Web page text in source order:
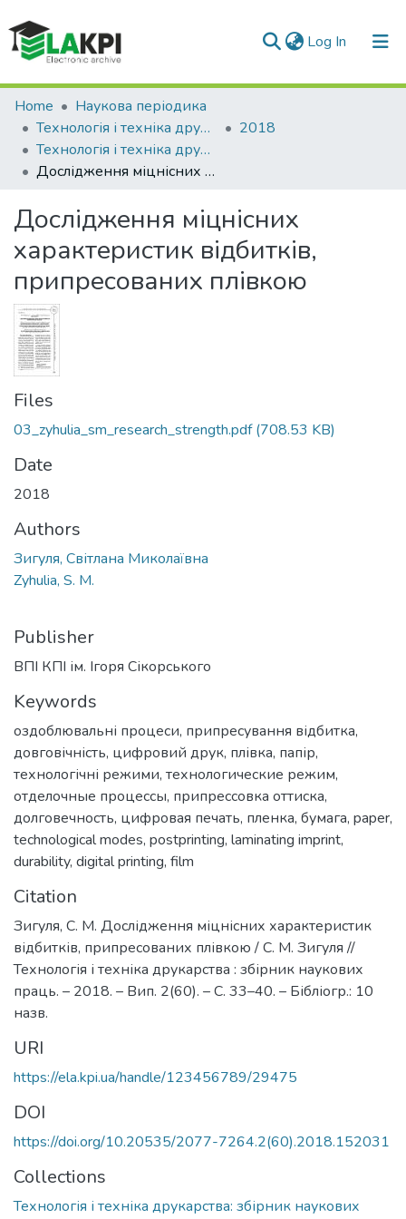
Log In (current)
Communities & Collections
All of DSpace
Statistics
Home
Наукова періодика
Технологія і техніка друкарства
2018
Технологія і техніка друкарства: збірник наукових праць, Вип. 2(60)
Дослідження міцнісних характеристик відбитків, припресованих плівкою
Дослідження міцнісних
характеристик відбитків,
припресованих плівкою
Files
03_zyhulia_sm_research_strength.pdf(708.53 KB)
Date
2018
Authors
Зигуля, Світлана Миколаївна
Zyhulia, S. M.
Publisher
ВПІ КПІ ім. Ігоря Сікорського
Keywords
оздоблювальні процеси, припресування відбитка,
довговічність, цифровий друк, плівка, папір,
технологічні режими, технологические режим,
отделочные процессы, припрессовка оттиска,
долговечность, цифровая печать, пленка, бумага, paper,
technological modes, postprinting, laminating imprint,
durability, digital printing, film
Citation
Зигуля, С. М. Дослідження міцнісних характеристик
відбитків, припресованих плівкою / С. М. Зигуля //
Технологія і техніка друкарства : збірник наукових
праць. – 2018. – Вип. 2(60). – С. 33–40. – Бібліогр.: 10
назв.
URI
https://ela.kpi.ua/handle/123456789/29475
DOI
https://doi.org/10.20535/2077-7264.2(60).2018.152031
Collections
Технологія і техніка друкарства: збірник наукових